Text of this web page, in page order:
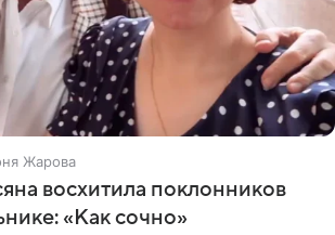
Жарова
восхитила поклонников
«Как сочно»